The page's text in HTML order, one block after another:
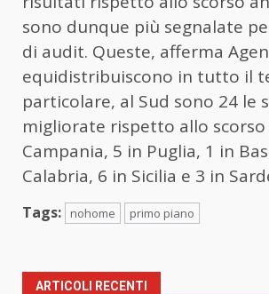
sono dunque più segnalate
di audit. Queste, afferma
equidistribuiscono in tutto il
particolare, al Sud sono 24 le
migliorate rispetto allo scorso
Campania, 5 in Puglia, 1 in
Calabria, 6 in Sicilia e 3 in
Tags: nohome primo piano
ARTICOLI RECENTI